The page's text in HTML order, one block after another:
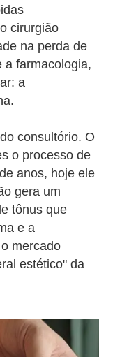
cirurgião
na perda de
a farmacologia,
a
consultório. O
o processo de
anos, hoje ele
gera um
tônus que
e a
mercado
estético" da